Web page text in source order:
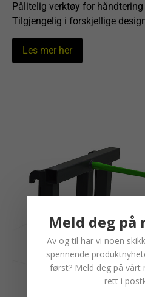
Pålitelig verktøy for
Tilgjengelig i forskjellige
Les mer her
Meld deg på
Av og til har vi noen
spennende
først? Meld deg på vårt
rett i